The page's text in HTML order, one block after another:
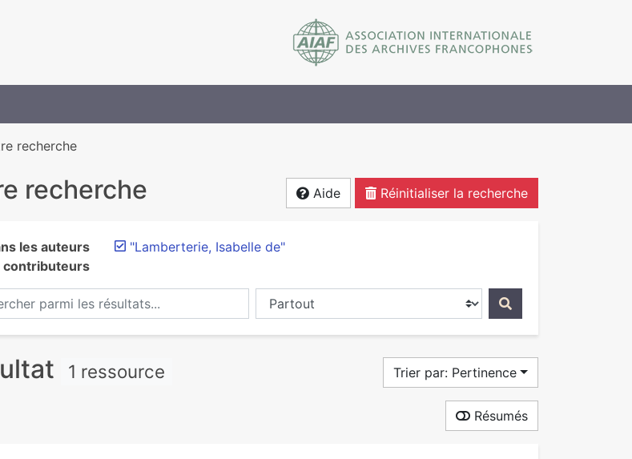
recherche
recherche Aide Réinitialiser la recherche
les auteurs
contributeurs
"Lamberterie, Isabelle de"
parmi les résultats... Chercher dans...
1 ressource Trier par: Pertinence
Résumés